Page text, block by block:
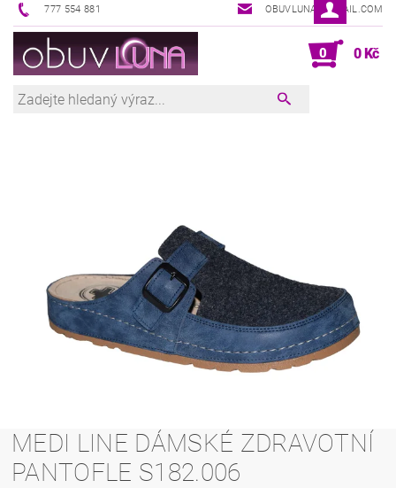
777 554 881 OBUVLUNA@GMAIL.COM
0 0 Kč
MEDI LINE DÁMSKÉ ZDRAVOTNÍ
PANTOFLE S182.006